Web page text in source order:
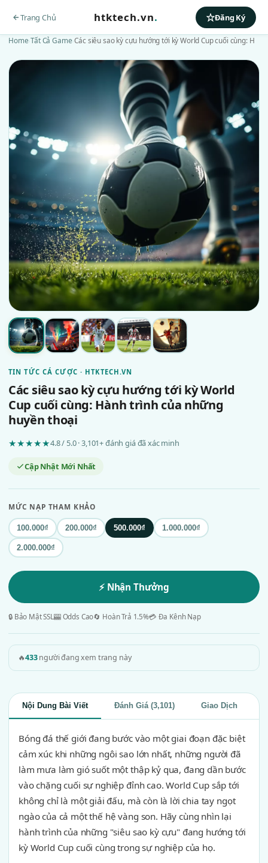
Trang Chủ htktech.vn. Đăng Ký
Home›Tất Cả Game›Các siêu sao kỳ cựu hướng tới kỳ World Cup cuối cùng: H
TIN TỨC CÁ CƯỢC · HTKTECH.VN
Các siêu sao kỳ cựu hướng tới kỳ World
Cup cuối cùng: Hành trình của những
huyền thoại
★★★★★4.8 / 5.0 · 3,101+ đánh giá đã xác minh
Cập Nhật Mới Nhất
MỨC NẠP THAM KHẢO
100.000₫ 200.000₫ 500.000₫ 1.000.000₫
2.000.000₫
⚡ Nhận Thưởng
🔒 Bảo Mật SSL🎰 Odds Cao🔄 Hoàn Trả 1.5%💳 Đa Kênh Nạp
🔥433người đang xem trang này
Nội Dung Bài Viết Đánh Giá (3,101) Giao Dịch
Bóng đá thế giới đang bước vào một giai đoạn đặc biệt
cảm xúc khi những ngôi sao lớn nhất, những người đã
làm mưa làm gió suốt một thập kỷ qua, đang dần bước
vào chặng cuối sự nghiệp đỉnh cao. World Cup sắp tới
không chỉ là một giải đấu, mà còn là lời chia tay ngọt
ngào của cả một thế hệ vàng son. Hãy cùng nhìn lại
hành trình của những "siêu sao kỳ cựu" đang hướng tới
kỳ World Cup cuối cùng trong sự nghiệp của họ.